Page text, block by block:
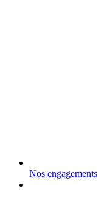
Nos engagements